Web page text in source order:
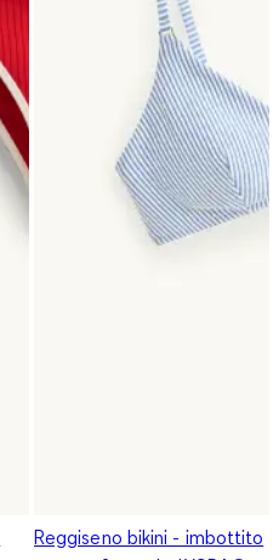
Reggiseno bikini - imbottito